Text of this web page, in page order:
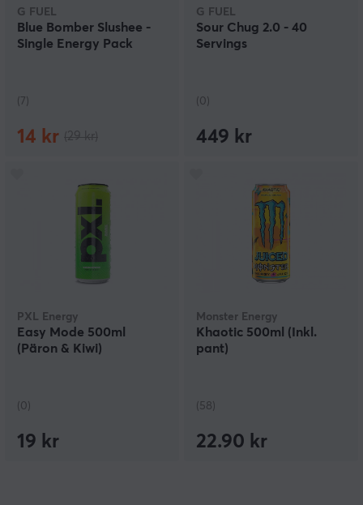
G FUEL
Blue Bomber Slushee -
Single Energy Pack
(7)
14 kr
G FUEL
Sour Chug 2.0 - 40
Servings
(0)
449 kr
PXL Energy
Easy Mode 500ml
(Päron & Kiwi)
(0)
19 kr
Monster Energy
Khaotic 500ml (Inkl.
pant)
(58)
22.90 kr